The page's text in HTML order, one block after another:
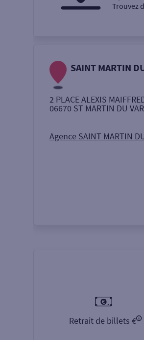
Trouvez
SAINT MARTIN
2 PLACE ALEXIS
06670 ST MARTIN DU VAR
Agence SAINT MARTIN
Retrait de billets €